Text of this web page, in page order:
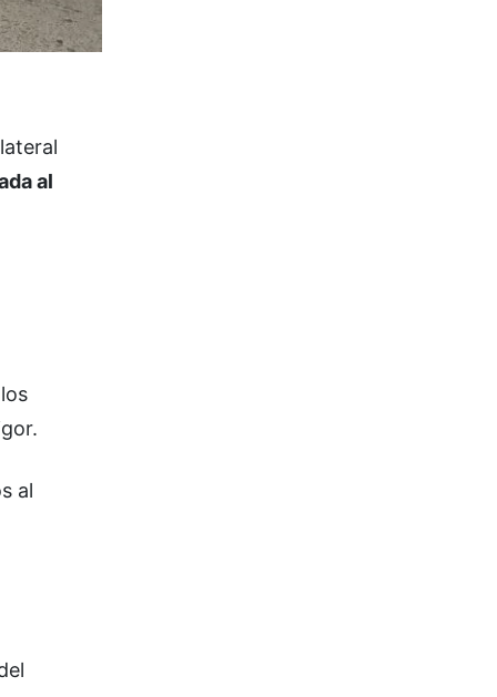
al
al